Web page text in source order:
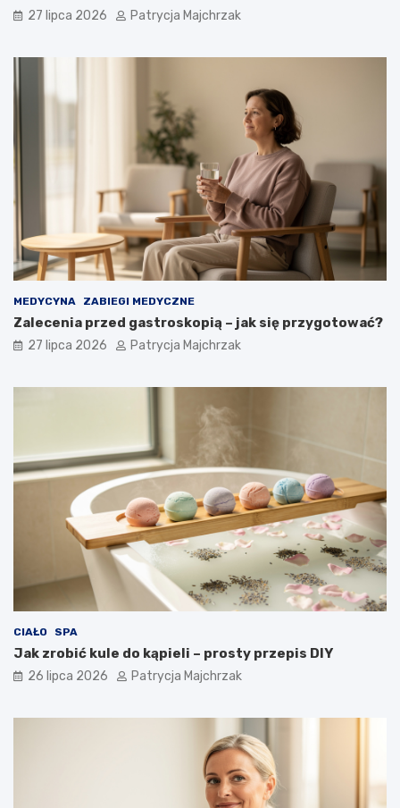
27 lipca 2026 Patrycja Majchrzak
MEDYCYNA ZABIEGI MEDYCZNE
Zalecenia przed gastroskopią – jak się przygotować?
27 lipca 2026 Patrycja Majchrzak
CIAŁO SPA
Jak zrobić kule do kąpieli – prosty przepis DIY
26 lipca 2026 Patrycja Majchrzak